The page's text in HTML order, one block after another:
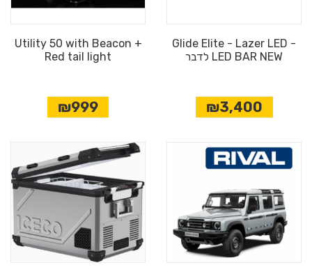
Glide Elite - Lazer LED -
LED BAR NEW לדבר
₪3,400
Utility 50 with Beacon +
Red tail light
₪999